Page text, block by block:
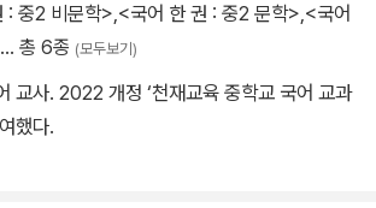
: 중2 비문학>,<국어 한 권 : 중2 문학>,<국어
… 총 6종 (모두보기)
교사. 2022 개정 ‘천재교육 중학교 국어 교과
했다.